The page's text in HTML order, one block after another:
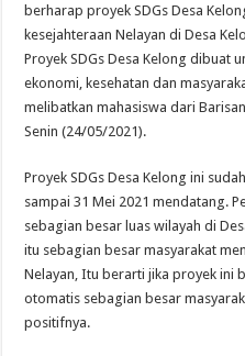
berharap proyek SDGs Desa
kesejahteraan Nelayan di Desa
Proyek SDGs Desa Kelong dibuat
ekonomi, kesehatan dan
melibatkan mahasiswa dari
Senin (24/05/2021).
Proyek SDGs Desa Kelong ini
sampai 31 Mei 2021 mendatang.
sebagian besar luas wilayah di
itu sebagian besar masyarakat
Nelayan, Itu berarti jika proyek ini
otomatis sebagian besar
positifnya.